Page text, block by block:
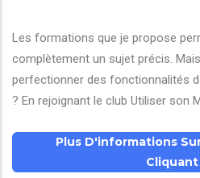
Les formations que je propose
complètement un sujet précis.
perfectionner des fonctionnalités
? En rejoignant le club Utiliser son
Plus D'informations